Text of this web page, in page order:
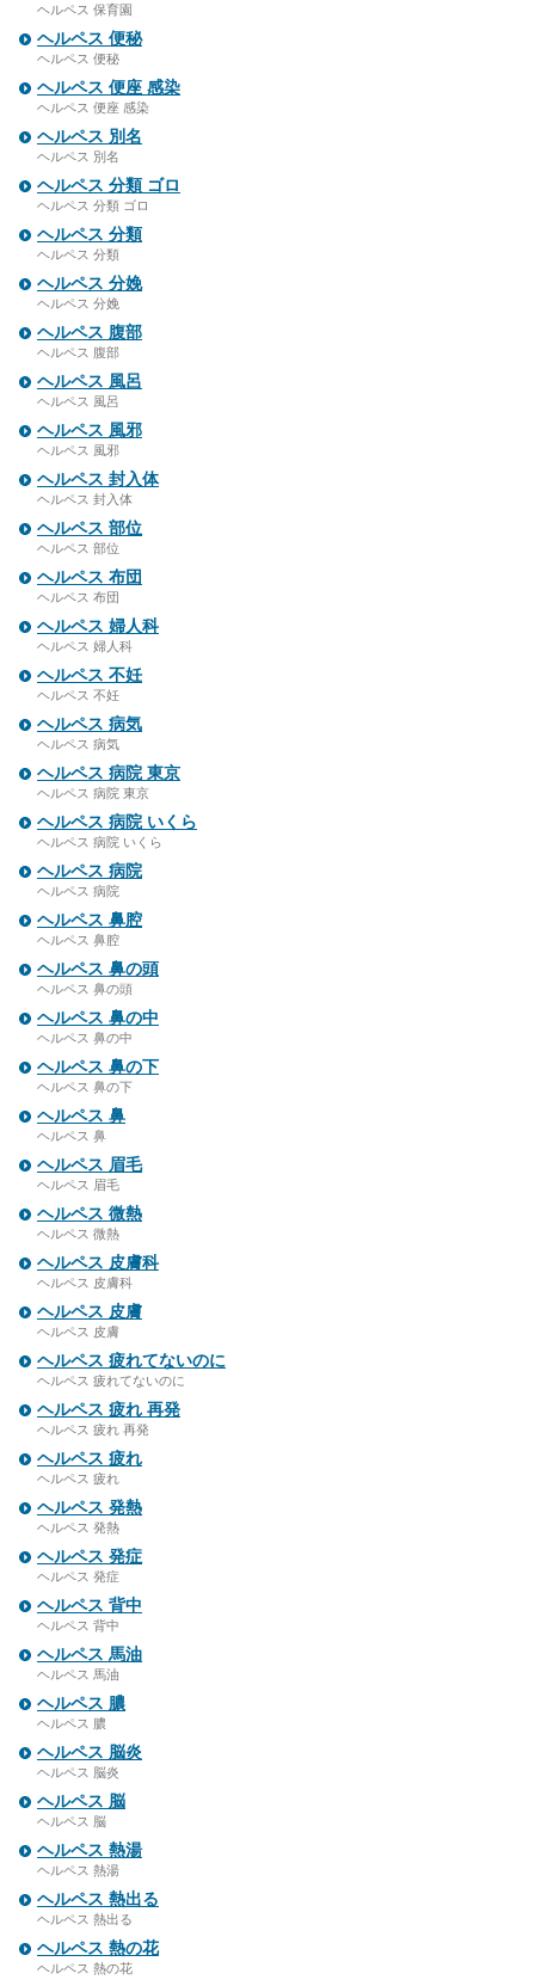
ヘルペス 保育園
ヘルペス 便秘
ヘルペス 便秘
ヘルペス 便座 感染
ヘルペス 便座 感染
ヘルペス 別名
ヘルペス 別名
ヘルペス 分類 ゴロ
ヘルペス 分類 ゴロ
ヘルペス 分類
ヘルペス 分類
ヘルペス 分娩
ヘルペス 分娩
ヘルペス 腹部
ヘルペス 腹部
ヘルペス 風呂
ヘルペス 風呂
ヘルペス 風邪
ヘルペス 風邪
ヘルペス 封入体
ヘルペス 封入体
ヘルペス 部位
ヘルペス 部位
ヘルペス 布団
ヘルペス 布団
ヘルペス 婦人科
ヘルペス 婦人科
ヘルペス 不妊
ヘルペス 不妊
ヘルペス 病気
ヘルペス 病気
ヘルペス 病院 東京
ヘルペス 病院 東京
ヘルペス 病院 いくら
ヘルペス 病院 いくら
ヘルペス 病院
ヘルペス 病院
ヘルペス 鼻腔
ヘルペス 鼻腔
ヘルペス 鼻の頭
ヘルペス 鼻の頭
ヘルペス 鼻の中
ヘルペス 鼻の中
ヘルペス 鼻の下
ヘルペス 鼻の下
ヘルペス 鼻
ヘルペス 鼻
ヘルペス 眉毛
ヘルペス 眉毛
ヘルペス 微熱
ヘルペス 微熱
ヘルペス 皮膚科
ヘルペス 皮膚科
ヘルペス 皮膚
ヘルペス 皮膚
ヘルペス 疲れてないのに
ヘルペス 疲れてないのに
ヘルペス 疲れ 再発
ヘルペス 疲れ 再発
ヘルペス 疲れ
ヘルペス 疲れ
ヘルペス 発熱
ヘルペス 発熱
ヘルペス 発症
ヘルペス 発症
ヘルペス 背中
ヘルペス 背中
ヘルペス 馬油
ヘルペス 馬油
ヘルペス 膿
ヘルペス 膿
ヘルペス 脳炎
ヘルペス 脳炎
ヘルペス 脳
ヘルペス 脳
ヘルペス 熱湯
ヘルペス 熱湯
ヘルペス 熱出る
ヘルペス 熱出る
ヘルペス 熱の花
ヘルペス 熱の花